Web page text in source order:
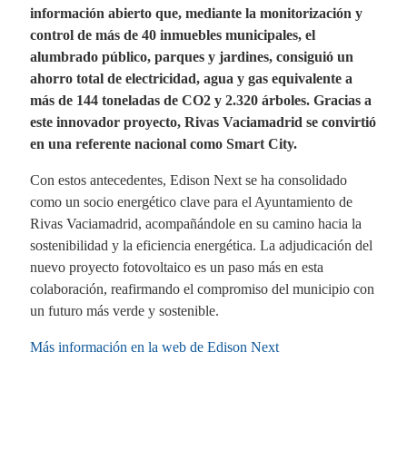
información abierto que, mediante la monitorización y
control de más de 40 inmuebles municipales, el
alumbrado público, parques y jardines, consiguió un
ahorro total de electricidad, agua y gas equivalente a
más de 144 toneladas de CO2 y 2.320 árboles. Gracias a
este innovador proyecto, Rivas Vaciamadrid se convirtió
en una referente nacional como Smart City.
Con estos antecedentes, Edison Next se ha consolidado
como un socio energético clave para el Ayuntamiento de
Rivas Vaciamadrid, acompañándole en su camino hacia la
sostenibilidad y la eficiencia energética. La adjudicación del
nuevo proyecto fotovoltaico es un paso más en esta
colaboración, reafirmando el compromiso del municipio con
un futuro más verde y sostenible.
Más información en la web de Edison Next